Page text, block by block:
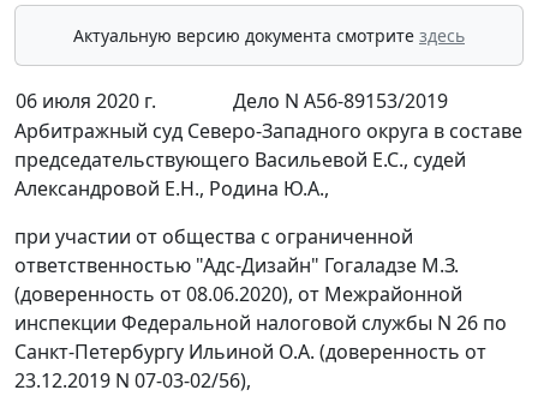
Актуальную версию документа смотрите здесь
06 июля 2020 г.
Дело N А56-89153/2019
Арбитражный суд Северо-Западного округа в составе
председательствующего Васильевой Е.С., судей
Александровой Е.Н., Родина Ю.А.,
при участии от общества с ограниченной
ответственностью "Адс-Дизайн" Гогаладзе М.З.
(доверенность от 08.06.2020), от Межрайонной
инспекции Федеральной налоговой службы N 26 по
Санкт-Петербургу Ильиной О.А. (доверенность от
23.12.2019 N 07-03-02/56),